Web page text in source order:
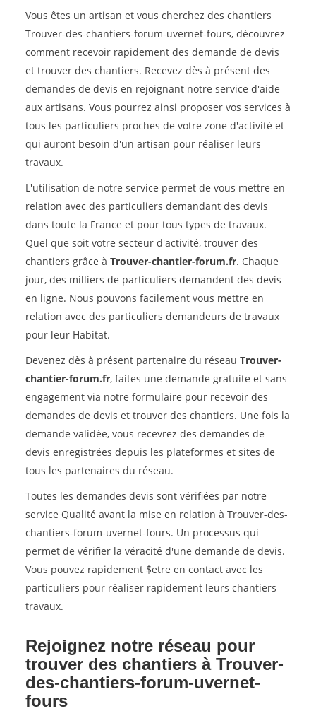
Vous êtes un artisan et vous cherchez des chantiers
Trouver-des-chantiers-forum-uvernet-fours, découvrez
comment recevoir rapidement des demande de devis
et trouver des chantiers. Recevez dès à présent des
demandes de devis en rejoignant notre service d'aide
aux artisans. Vous pourrez ainsi proposer vos services à
tous les particuliers proches de votre zone d'activité et
qui auront besoin d'un artisan pour réaliser leurs
travaux.
L'utilisation de notre service permet de vous mettre en
relation avec des particuliers demandant des devis
dans toute la France et pour tous types de travaux.
Quel que soit votre secteur d'activité, trouver des
chantiers grâce à Trouver-chantier-forum.fr. Chaque
jour, des milliers de particuliers demandent des devis
en ligne. Nous pouvons facilement vous mettre en
relation avec des particuliers demandeurs de travaux
pour leur Habitat.
Devenez dès à présent partenaire du réseau Trouver-
chantier-forum.fr, faites une demande gratuite et sans
engagement via notre formulaire pour recevoir des
demandes de devis et trouver des chantiers. Une fois la
demande validée, vous recevrez des demandes de
devis enregistrées depuis les plateformes et sites de
tous les partenaires du réseau.
Toutes les demandes devis sont vérifiées par notre
service Qualité avant la mise en relation à Trouver-des-
chantiers-forum-uvernet-fours. Un processus qui
permet de vérifier la véracité d'une demande de devis.
Vous pouvez rapidement $etre en contact avec les
particuliers pour réaliser rapidement leurs chantiers
travaux.
Rejoignez notre réseau pour
trouver des chantiers à Trouver-
des-chantiers-forum-uvernet-
fours